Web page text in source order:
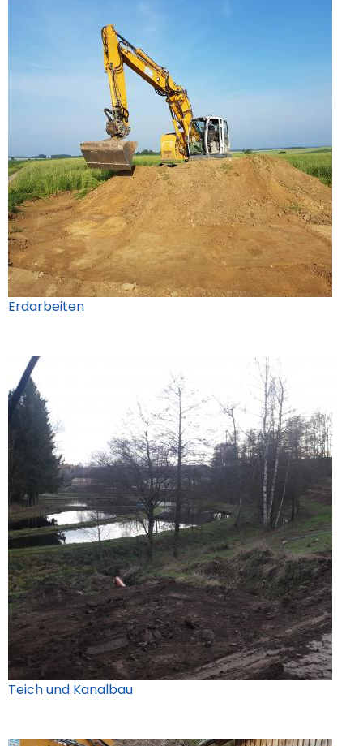
Erdarbeiten
Teich und Kanalbau